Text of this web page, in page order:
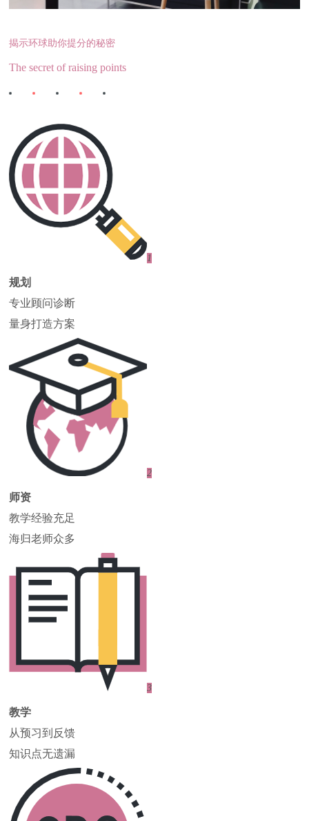
揭示环球助你提分的秘密
The secret of raising points
1
规划
专业顾问诊断
量身打造方案
2
师资
教学经验充足
海归老师众多
3
教学
从预习到反馈
知识点无遗漏